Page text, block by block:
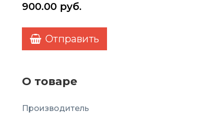
900.00 руб.
Отправить
О товаре
Производитель